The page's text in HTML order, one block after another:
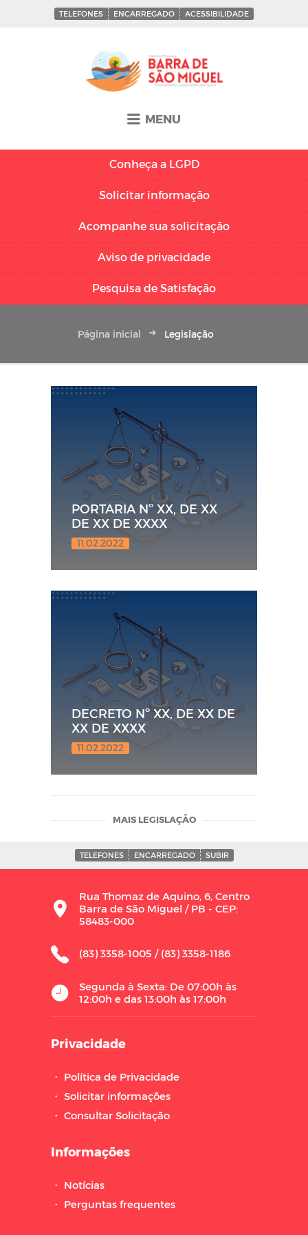
TELEFONES ENCARREGADO ACESSIBILIDADE
MENU
Conheça a LGPD
Solicitar informação
Acompanhe sua solicitação
Aviso de privacidade
Pesquisa de Satisfação
Página inicial Legislação
PORTARIA Nº XX, DE XX
DE XX DE XXXX
11.02.2022
DECRETO Nº XX, DE XX DE
XX DE XXXX
11.02.2022
MAIS LEGISLAÇÃO
TELEFONES ENCARREGADO SUBIR
Rua Thomaz de Aquino, 6, Centro
Barra de São Miguel / PB - CEP:
58483-000
(83) 3358-1005 / (83) 3358-1186
Segunda à Sexta: De 07:00h às
12:00h e das 13:00h às 17:00h
Privacidade
・ Política de Privacidade
・ Solicitar informações
・ Consultar Solicitação
Informações
・ Notícias
・ Perguntas frequentes